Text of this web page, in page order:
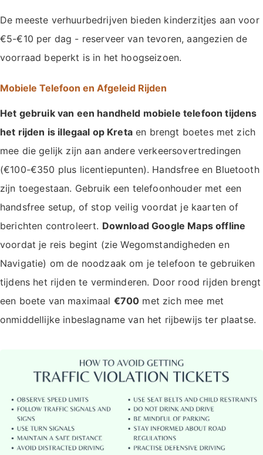
De meeste verhuurbedrijven bieden kinderzitjes aan voor
€5-€10 per dag - reserveer van tevoren, aangezien de
voorraad beperkt is in het hoogseizoen.
Mobiele Telefoon en Afgeleid Rijden
Het gebruik van een handheld mobiele telefoon tijdens
het rijden is illegaal op Kretaen brengt boetes met zich
mee die gelijk zijn aan andere verkeersovertredingen
(€100-€350 plus licentiepunten). Handsfree en Bluetooth
zijn toegestaan. Gebruik een telefoonhouder met een
handsfree setup, of stop veilig voordat je kaarten of
berichten controleert. Download Google Maps offline
voordat je reis begint (zie Wegomstandigheden en
Navigatie) om de noodzaak om je telefoon te gebruiken
tijdens het rijden te verminderen. Door rood rijden brengt
een boete van maximaal €700 met zich mee met
onmiddellijke inbeslagname van het rijbewijs ter plaatse.